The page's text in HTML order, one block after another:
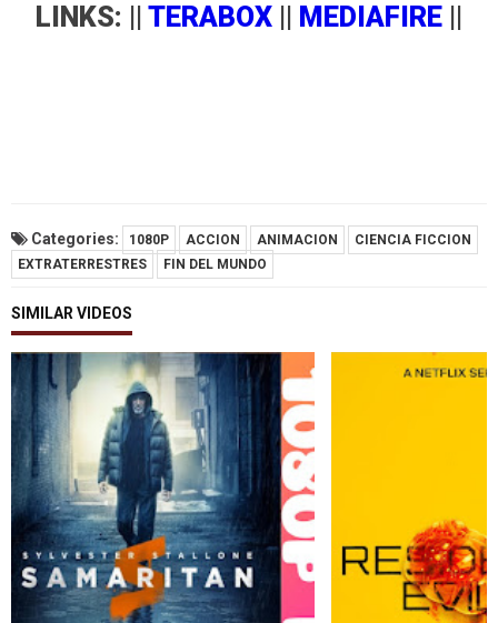
LINKS: || TERABOX MEDIAFIRE
Categories: 1080P ACCION ANIMACION
CIENCIA FICCION
EXTRATERRESTRES
FIN DEL MUNDO
SIMILAR VIDEOS